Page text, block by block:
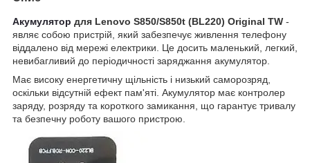
Акумулятор для Lenovo S850/S850t (BL220) Original TW -
являє собою пристрій, який забезпечує живлення телефону
віддалено від мережі електрики. Це досить маленький, легкий,
невибагливий до періодичності заряджання акумулятор.
Має високу енергетичну щільність і низький саморозряд,
оскільки відсутній ефект пам'яті. Акумулятор має контролер
заряду, розряду та короткого замикання, що гарантує тривалу
та безпечну роботу вашого пристрою.